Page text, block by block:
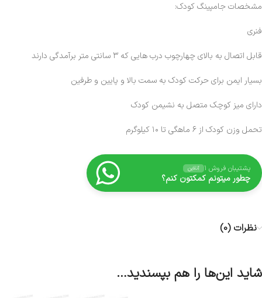
مشخصات جامپینگ کودک:
فنری
قابل اتصال به بالای چهارچوب درب هایی که ۳ سانتی متر برآمدگی دارند
بسیار ایمن برای حرکت کودک به سمت بالا و پایین و طرفین
دارای میز کوچک متصل به نشیمن کودک
تحمل وزن کودک از ۶ ماهگی تا ۱۰ کیلوگرم
پشتیبان فروش ۱ آنلاین
چطور میتونم کمکتون کنم؟
نظرات (0)
شاید این‌ها را هم بپسندید…